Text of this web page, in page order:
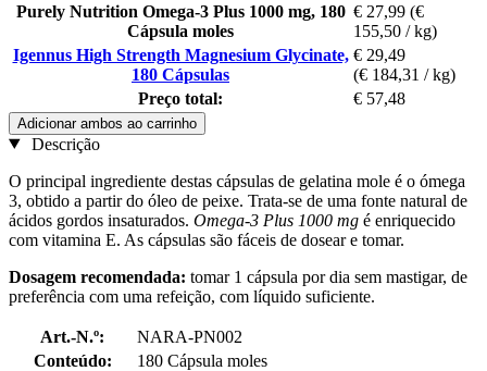
Purely Nutrition Omega-3 Plus 1000 mg, 180
Cápsula moles
€ 27,99 (€
155,50 / kg)
Igennus High Strength Magnesium Glycinate,
180 Cápsulas
€ 29,49
(€ 184,31 / kg)
Preço total:
€ 57,48
Adicionar ambos ao carrinho
Descrição
O principal ingrediente destas cápsulas de gelatina mole é o ómega
3, obtido a partir do óleo de peixe. Trata-se de uma fonte natural de
ácidos gordos insaturados. Omega-3 Plus 1000 mg é enriquecido
com vitamina E. As cápsulas são fáceis de dosear e tomar.
Dosagem recomendada: tomar 1 cápsula por dia sem mastigar, de
preferência com uma refeição, com líquido suficiente.
Art.-N.º:
NARA-PN002
Conteúdo:
180 Cápsula moles